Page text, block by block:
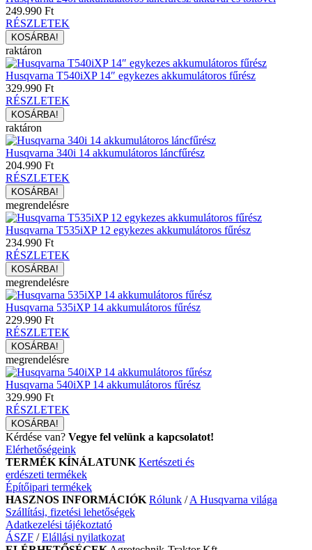
249.990 Ft
RÉSZLETEK
raktáron
Husqvarna T540iXP 14″ egykezes akkumulátoros fűrész
329.990 Ft
RÉSZLETEK
raktáron
Husqvarna 340i 14 akkumulátoros láncfűrész
204.990 Ft
RÉSZLETEK
megrendelésre
Husqvarna T535iXP 12 egykezes akkumulátoros fűrész
234.990 Ft
RÉSZLETEK
megrendelésre
Husqvarna 535iXP 14 akkumulátoros fűrész
229.990 Ft
RÉSZLETEK
megrendelésre
Husqvarna 540iXP 14 akkumulátoros fűrész
329.990 Ft
RÉSZLETEK
Kérdése van? Vegye fel velünk a kapcsolatot!
Elérhetőségeink
TERMÉK KÍNÁLATUNK Kertészeti és
erdészeti termékek
Építőipari termékek
HASZNOS INFORMÁCIÓK Rólunk /A Husqvarna világa
Szállítási, fizetési lehetőségek
Adatkezelési tájékoztató
ÁSZF /Elállási nyilatkozat